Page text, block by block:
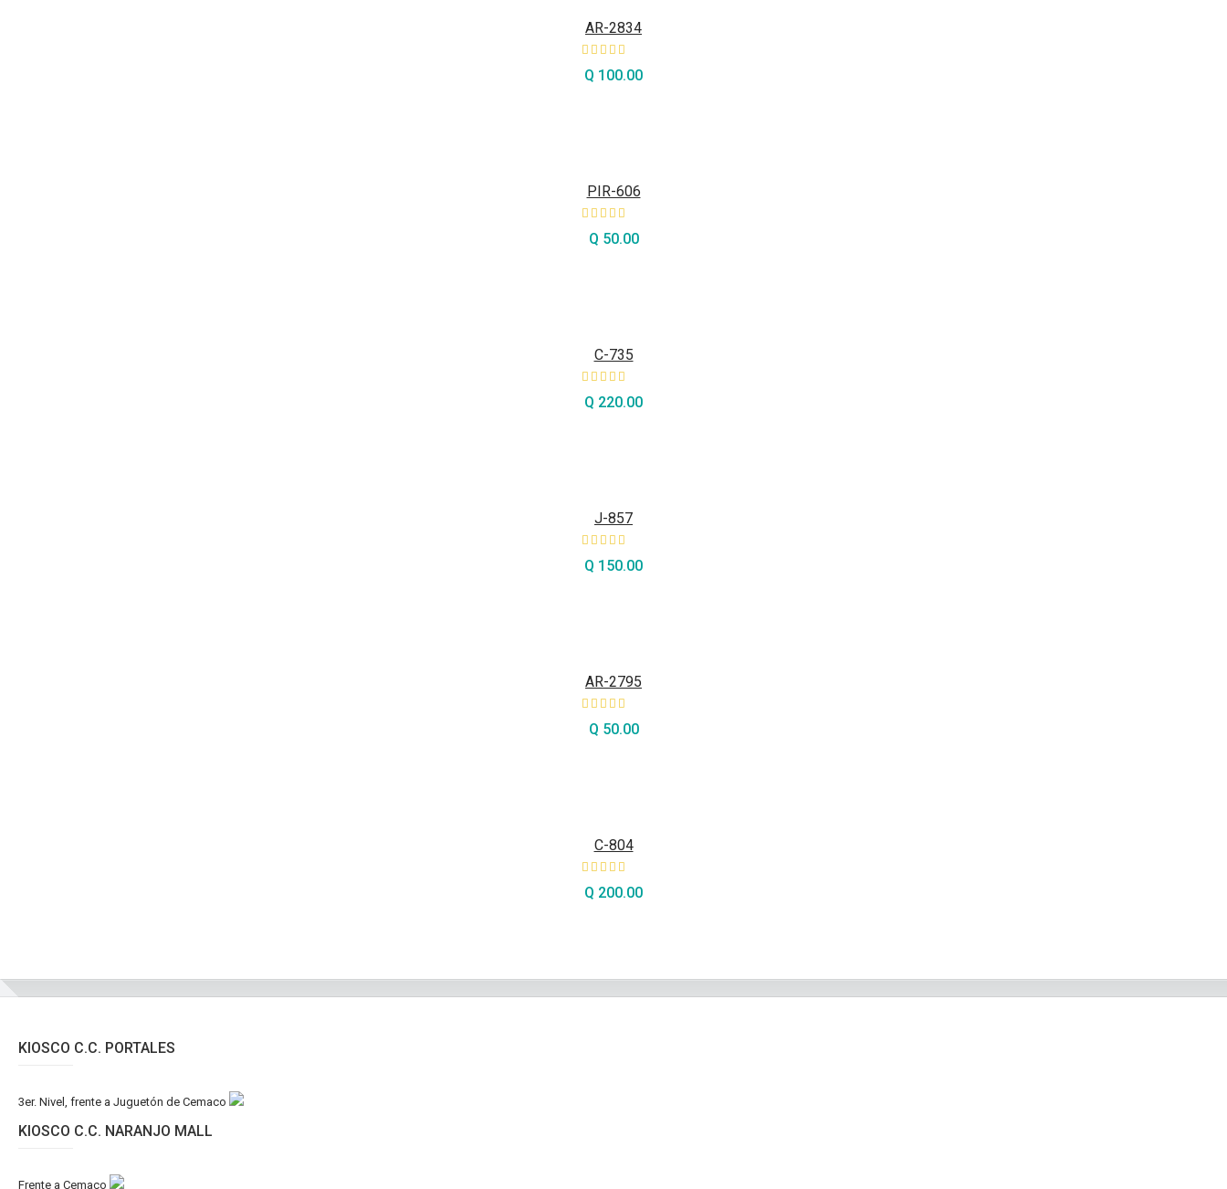
AR-2834
Q 100.00
PIR-606
Q 50.00
C-735
Q 220.00
J-857
Q 150.00
AR-2795
Q 50.00
C-804
Q 200.00
KIOSCO C.C. PORTALES
3er. Nivel, frente a Juguetón de Cemaco
KIOSCO C.C. NARANJO MALL
Frente a Cemaco